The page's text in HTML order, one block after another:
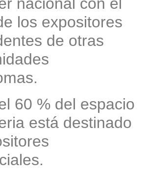
nacional con el
los expositores
de otras
60 % del espacio
está destinado